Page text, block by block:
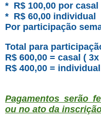
* R$ 100,00 por casal
* R$ 60,00 individual
Por participação
Total para
R$ 600,00 = casal ( 3x
R$ 400,00 =
Pagamentos serão
ou no ato da